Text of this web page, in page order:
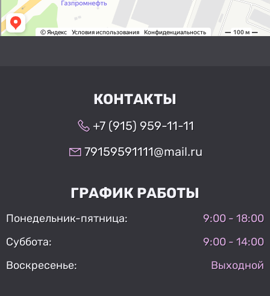
КОНТАКТЫ
+7 (915) 959-11-11
79159591111@mail.ru
ГРАФИК РАБОТЫ
Понедельник-пятница:
9:00 - 18:00
Суббота:
9:00 - 14:00
Воскресенье:
Выходной